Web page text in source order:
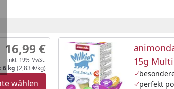
wählen
16,99 €
inkl. 19% MwSt.
6 kg (2,83 €/kg)
15g
perfekt